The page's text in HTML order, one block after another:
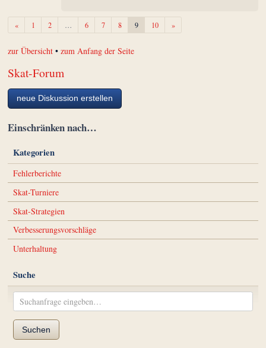
«Zurück1 2 … 6 7 8 9 10 »Weiter
zur Übersicht •zum Anfang der Seite
Skat-Forum
neue Diskussion erstellen
Einschränken nach…
Kategorien
Fehlerberichte
Skat-Turniere
Skat-Strategien
Verbesserungsvorschläge
Unterhaltung
Suche
Suchen